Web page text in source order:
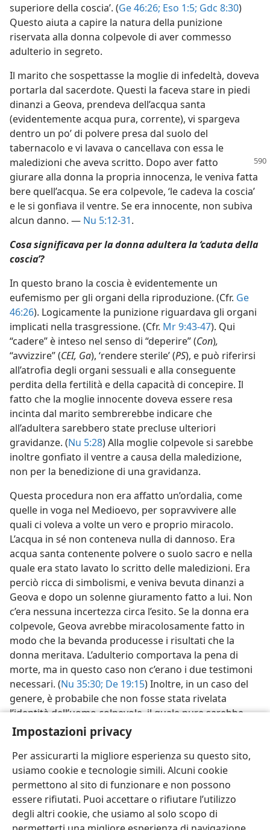
Impostazioni privacy
Per assicurarti la migliore esperienza su questo sito,
usiamo cookie e tecnologie simili. Alcuni cookie
permettono al sito di funzionare e non possono
essere rifiutati. Puoi accettare o rifiutare l’utilizzo
degli altri cookie, che usiamo al solo scopo di
superiore della coscia’. (Ge 46:26; Eso 1:5; Gdc 8:30)
Questo aiuta a capire la natura della punizione
riservata alla donna colpevole di aver commesso
adulterio in segreto.
Il marito che sospettasse la moglie di infedeltà, doveva
portarla dal sacerdote. Questi la faceva stare in piedi
dinanzi a Geova, prendeva dell’acqua santa
(evidentemente acqua pura, corrente), vi spargeva
dentro un po’ di polvere presa dal suolo del
tabernacolo e vi lavava o cancellava con essa le
maledizioni che aveva scritto. Dopo averfatto
giurare alla donna la propria innocenza, le veniva fatta
bere quell’acqua. Se era colpevole, ‘le cadeva la coscia’
e le si gonfiava il ventre. Se era innocente, non subiva
alcun danno. — Nu 5:12-31.
Cosa significava per la donna adultera la ‘caduta della
coscia’?
In questo brano la coscia è evidentemente un
eufemismo per gli organi della riproduzione. (Cfr. Ge
46:26). Logicamente la punizione riguardava gli organi
implicati nella trasgressione. (Cfr. Mr 9:43-47). Qui
“cadere” è inteso nel senso di “deperire” (Con),
“avvizzire” (CEI, Ga), ‘rendere sterile’ (PS), e può riferirsi
all’atrofia degli organi sessuali e alla conseguente
perdita della fertilità e della capacità di concepire. Il
fatto che la moglie innocente doveva essere resa
incinta dal marito sembrerebbe indicare che
all’adultera sarebbero state precluse ulteriori
gravidanze. (Nu 5:28) Alla moglie colpevole si sarebbe
inoltre gonfiato il ventre a causa della maledizione,
non per la benedizione di una gravidanza.
Questa procedura non era affatto un’ordalia, come
quelle in voga nel Medioevo, per sopravvivere alle
quali ci voleva a volte un vero e proprio miracolo.
L’acqua in sé non conteneva nulla di dannoso. Era
acqua santa contenente polvere o suolo sacro e nella
quale era stato lavato lo scritto delle maledizioni. Era
perciò ricca di simbolismi, e veniva bevuta dinanzi a
Geova e dopo un solenne giuramento fatto a lui. Non
c’era nessuna incertezza circa l’esito. Se la donna era
colpevole, Geova avrebbe miracolosamente fatto in
modo che la bevanda producesse i risultati che la
donna meritava. L’adulterio comportava la pena di
morte, ma in questo caso non c’erano i due testimoni
necessari. (Nu 35:30; De 19:15) Inoltre, in un caso del
genere, è probabile che non fosse stata rivelata
l’identità dell’uomo colpevole, il quale pure sarebbe
stato meritevole di morte.
Italiano Condividi Impostazioni
Copyright © 2026 Watch Tower Bible and Tract Society of Pennsylvania
Condizioni d’uso Informativa sulla privacy Impostazioni privacy